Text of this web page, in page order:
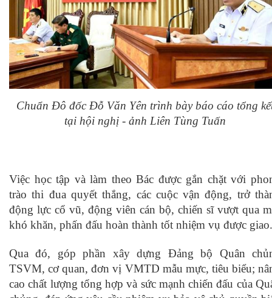
Chuẩn Đô đốc Đỗ Văn Yên trình bày báo cáo tổng
tại hội nghị - ảnh Liên Tùng Tuấn
Việc học tập và làm theo Bác được gắn chặt với
trào thi đua quyết thắng, các cuộc vận động, trở
động lực cổ vũ, động viên cán bộ, chiến sĩ vượt qua
khó khăn, phấn đấu hoàn thành tốt nhiệm vụ được giao.
Qua đó, góp phần xây dựng Đảng bộ Quân
TSVM, cơ quan, đơn vị VMTD mẫu mực, tiêu biểu;
cao chất lượng tổng hợp và sức mạnh chiến đấu của